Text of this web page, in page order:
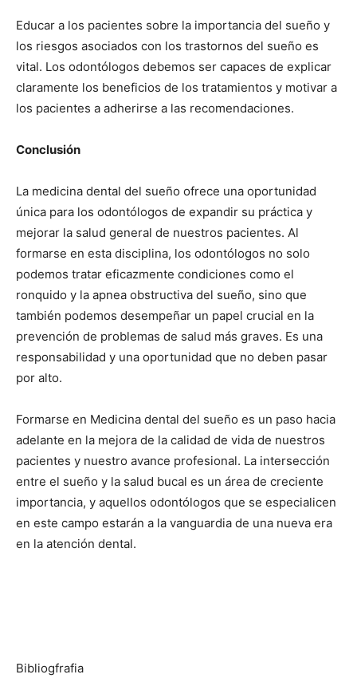
Educar a los pacientes sobre la importancia del sueño y
los riesgos asociados con los trastornos del sueño es
vital. Los odontólogos debemos ser capaces de explicar
claramente los beneficios de los tratamientos y motivar a
los pacientes a adherirse a las recomendaciones.
Conclusión
La medicina dental del sueño ofrece una oportunidad
única para los odontólogos de expandir su práctica y
mejorar la salud general de nuestros pacientes. Al
formarse en esta disciplina, los odontólogos no solo
podemos tratar eficazmente condiciones como el
ronquido y la apnea obstructiva del sueño, sino que
también podemos desempeñar un papel crucial en la
prevención de problemas de salud más graves. Es una
responsabilidad y una oportunidad que no deben pasar
por alto.
Formarse en Medicina dental del sueño es un paso hacia
adelante en la mejora de la calidad de vida de nuestros
pacientes y nuestro avance profesional. La intersección
entre el sueño y la salud bucal es un área de creciente
importancia, y aquellos odontólogos que se especialicen
en este campo estarán a la vanguardia de una nueva era
en la atención dental.
Bibliogfrafia